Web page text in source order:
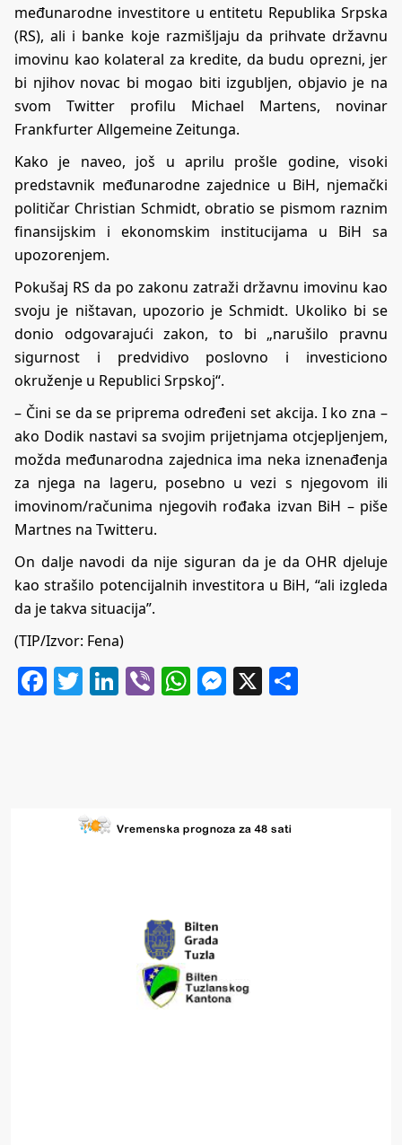
međunarodne investitore u entitetu Republika Srpska
(RS), ali i banke koje razmišljaju da prihvate državnu
imovinu kao kolateral za kredite, da budu oprezni, jer
bi njihov novac bi mogao biti izgubljen, objavio je na
svom Twitter profilu Michael Martens, novinar
Frankfurter Allgemeine Zeitunga.
Kako je naveo, još u aprilu prošle godine, visoki
predstavnik međunarodne zajednice u BiH, njemački
političar Christian Schmidt, obratio se pismom raznim
finansijskim i ekonomskim institucijama u BiH sa
upozorenjem.
Pokušaj RS da po zakonu zatraži državnu imovinu kao
svoju je ništavan, upozorio je Schmidt. Ukoliko bi se
donio odgovarajući zakon, to bi „narušilo pravnu
sigurnost i predvidivo poslovno i investiciono
okruženje u Republici Srpskoj“.
– Čini se da se priprema određeni set akcija. I ko zna –
ako Dodik nastavi sa svojim prijetnjama otcjepljenjem,
možda međunarodna zajednica ima neka iznenađenja
za njega na lageru, posebno u vezi s njegovom ili
imovinom/računima njegovih rođaka izvan BiH – piše
Martnes na Twitteru.
On dalje navodi da nije siguran da je da OHR djeluje
kao strašilo potencijalnih investitora u BiH, “ali izgleda
da je takva situacija”.
(TIP/Izvor: Fena)
Facebook
Twitter
LinkedIn
ViberWhatsApp
Messenger
X